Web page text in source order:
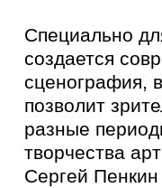
Специально
создается
сценография,
позволит
разные
творчества
Сергей